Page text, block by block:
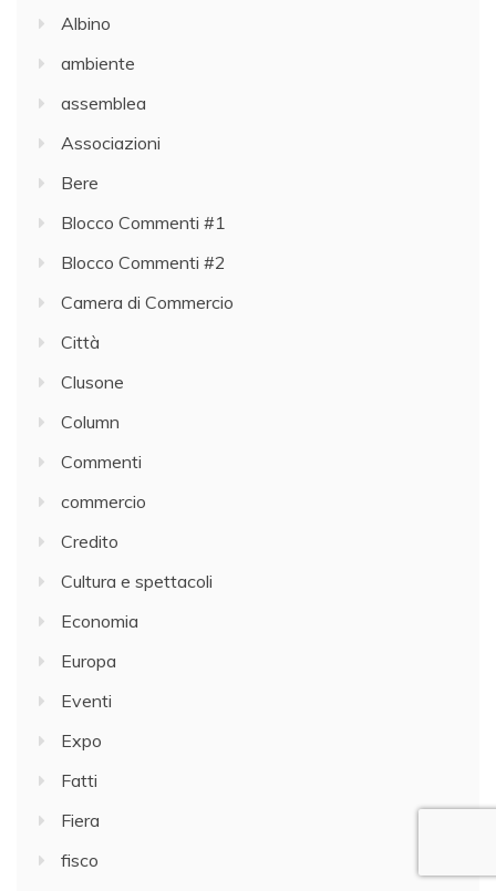
Albino
ambiente
assemblea
Associazioni
Bere
Blocco Commenti #1
Blocco Commenti #2
Camera di Commercio
Città
Clusone
Column
Commenti
commercio
Credito
Cultura e spettacoli
Economia
Europa
Eventi
Expo
Fatti
Fiera
fisco